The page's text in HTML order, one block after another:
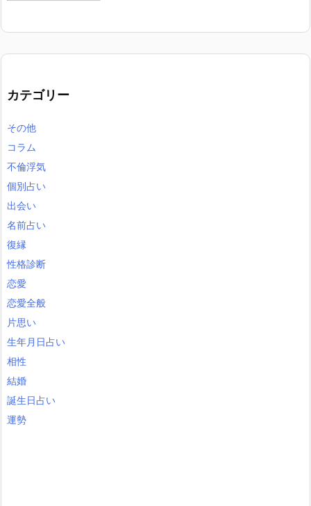
カテゴリー
その他
コラム
不倫浮気
個別占い
出会い
名前占い
復縁
性格診断
恋愛
恋愛全般
片思い
生年月日占い
相性
結婚
誕生日占い
運勢